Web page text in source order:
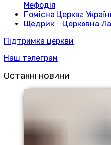
Мефодія
Помісна Церква
Щедрик – Церковна
Підтримка церкви
Наш телеграм
Останні новини